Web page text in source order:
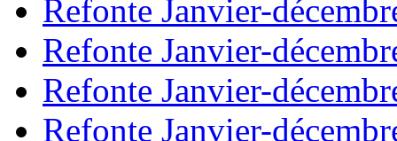
Refonte Janvier-
Refonte Janvier-
Refonte Janvier-
Refonte Janvier-